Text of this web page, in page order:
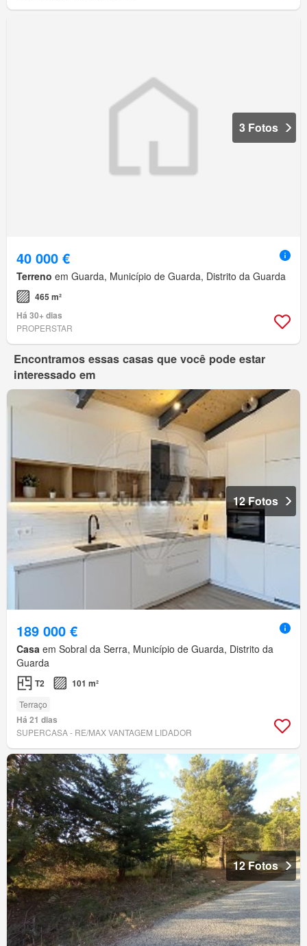
3 Fotos
40 000 €
Terreno em Guarda, Município de Guarda, Distrito da Guarda
465 m²
Há 30+ dias
PROPERSTAR
Encontramos essas casas que você pode estar
interessado em
12 Fotos
189 000 €
Casa em Sobral da Serra, Município de Guarda, Distrito da
Guarda
T2 101 m²
Terraço
Há 21 dias
SUPERCASA - RE/MAX VANTAGEM LIDADOR
12 Fotos